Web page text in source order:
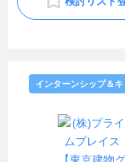
インターンシップ＆